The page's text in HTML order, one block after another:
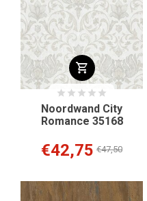
Noordwand City
Romance 35168
€42,75 €47,50